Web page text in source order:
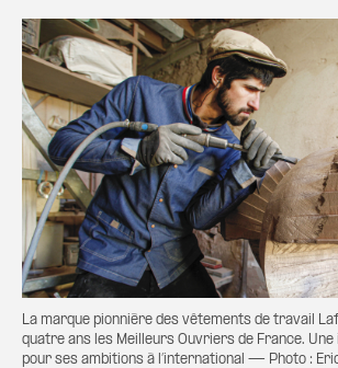
La marque pionnière des vêtements de travail
quatre ans les Meilleurs Ouvriers de France. Une
pour ses ambitions à l’international — Photo :